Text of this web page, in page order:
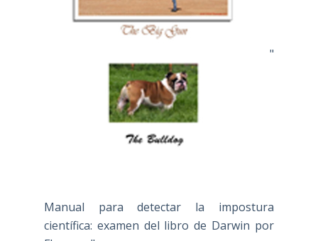
"
Manual para detectar la impostura
científica: examen del libro de Darwin por